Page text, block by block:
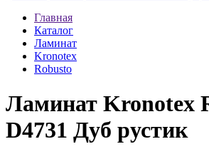
Главная
Каталог
Ламинат
Kronotex
Robusto
Ламинат Kronotex
D4731 Дуб рустик